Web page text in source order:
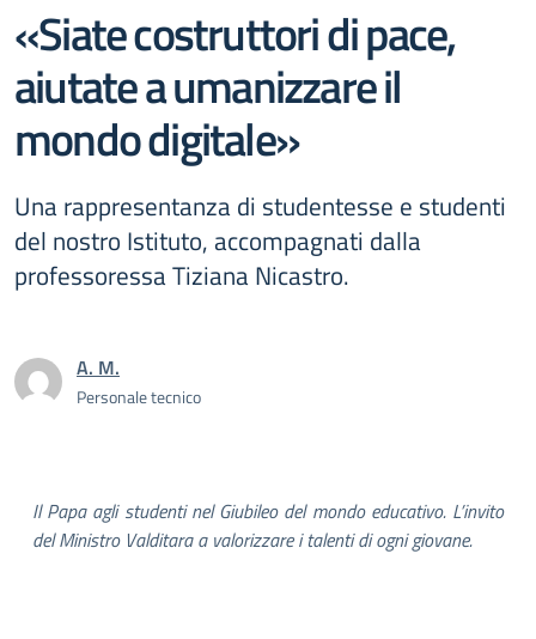
«Siate costruttori di pace,
aiutate a umanizzare il
mondo digitale»
Una rappresentanza di studentesse e studenti
del nostro Istituto, accompagnati dalla
professoressa Tiziana Nicastro.
A. M.
Personale tecnico
Il Papa agli studenti nel Giubileo del mondo educativo. L’invito
del Ministro Valditara a valorizzare i talenti di ogni giovane.